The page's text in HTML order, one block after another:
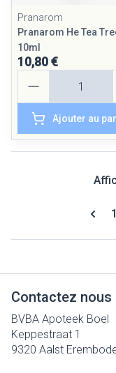
Pranarom
Pranarom He Tea
10ml
10,80 €
Ajouter au
1
Contactez nous
BVBA Apoteek Boel
Keppestraat 1
9320 Aalst